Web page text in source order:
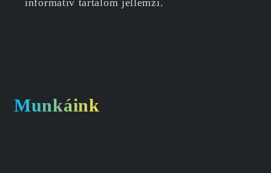
informatív tartalom jellemzi.
Munkáink